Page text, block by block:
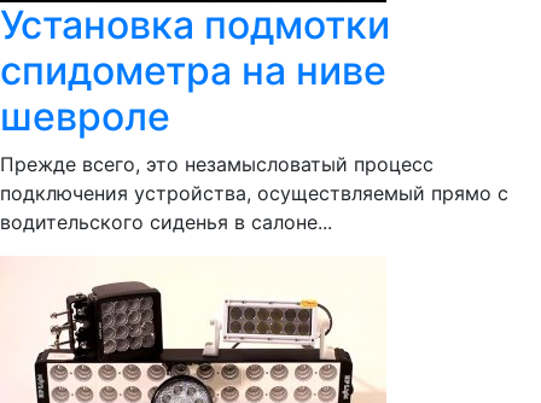
Установка подмотки
спидометра на ниве
шевроле
Прежде всего, это незамысловатый процесс
подключения устройства, осуществляемый прямо с
водительского сиденья в салоне...